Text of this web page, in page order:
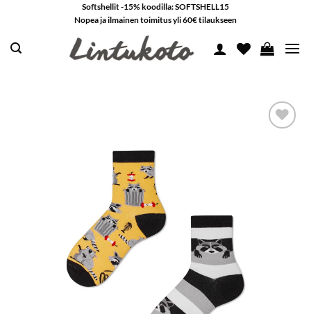
content
Softshellit -15% koodilla: SOFTSHELL15
Nopea ja ilmainen toimitus yli 60€ tilaukseen